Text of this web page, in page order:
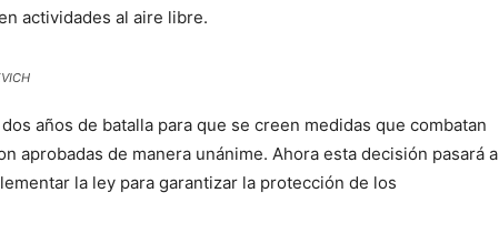
actividades al aire libre.
años de batalla para que se creen medidas que combatan
aprobadas de manera unánime. Ahora esta decisión pasará a
la ley para garantizar la protección de los